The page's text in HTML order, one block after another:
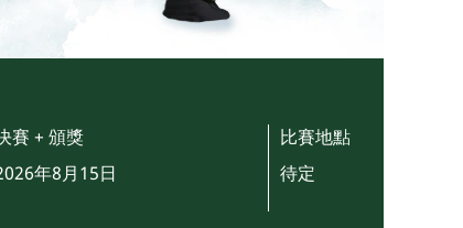
賽 + 頒獎
年8月15日
比賽地點
待定